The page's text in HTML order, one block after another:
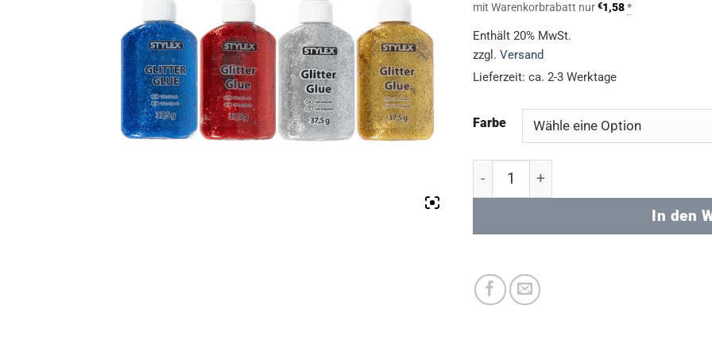
mit Warenkorbrabatt nur€1,58*
Enthält 20% MwSt.
zzgl.Versand
Lieferzeit: ca. 2-3 Werktage
Farbe
Glitter Glue - (37,5 g) Menge
In den